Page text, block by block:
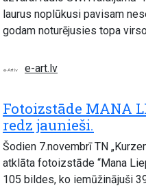
laurus noplūkusi pavisam
godam noturējusies topa
e-art.lv
Fotoizstāde MANA
redz jaunieši.
Šodien 7.novembrī TN
atklāta fotoizstāde “Mana
105 bildes, ko iemūžinājuši